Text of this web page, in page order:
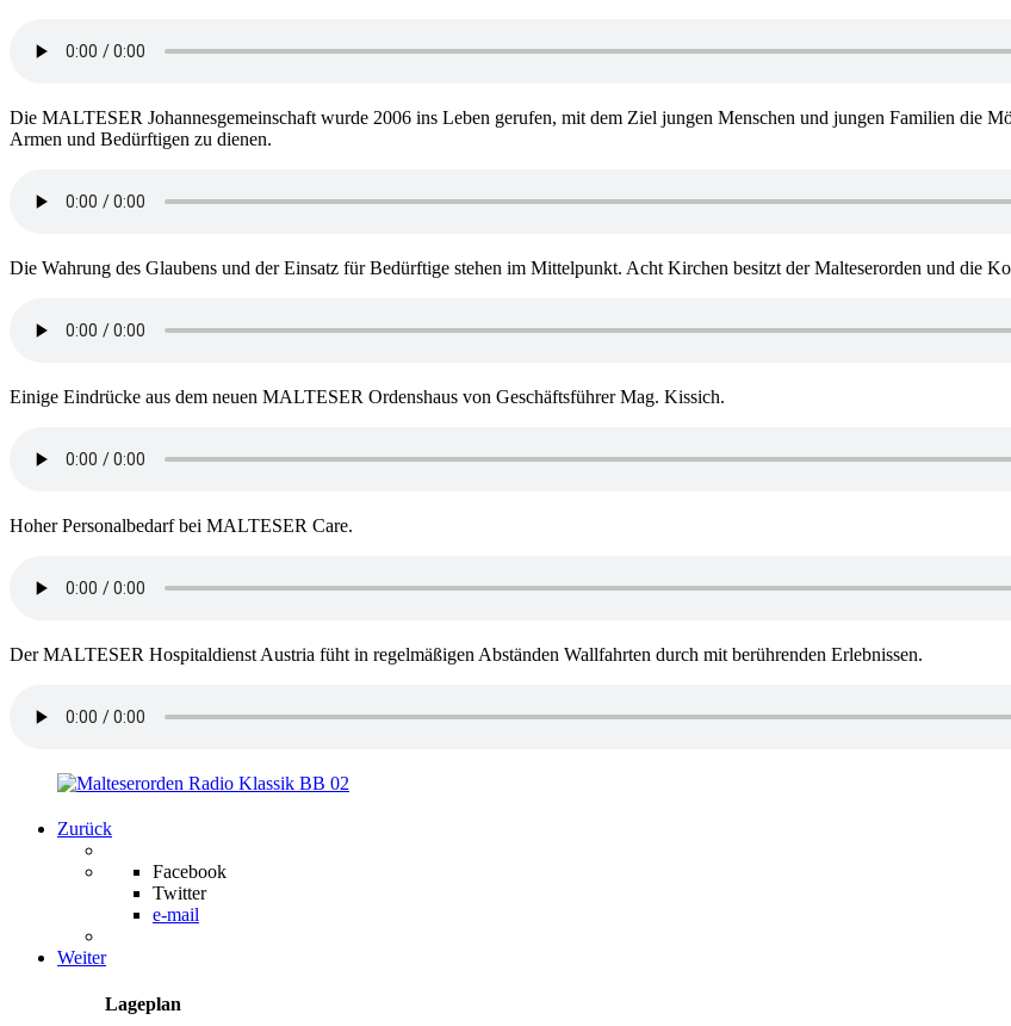
Die MALTESER Johannesgemeinschaft wurde 2006 ins Leben gerufen, mit dem Ziel jungen Menschen und jungen Familien die
Armen und Bedürftigen zu dienen.
Die Wahrung des Glaubens und der Einsatz für Bedürftige stehen im Mittelpunkt. Acht Kirchen besitzt der Malteserorden und die
Einige Eindrücke aus dem neuen MALTESER Ordenshaus von Geschäftsführer Mag. Kissich.
Hoher Personalbedarf bei MALTESER Care.
Der MALTESER Hospitaldienst Austria füht in regelmäßigen Abständen Wallfahrten durch mit berührenden Erlebnissen.
Zurück
Facebook
Twitter
e-mail
Weiter
Lageplan